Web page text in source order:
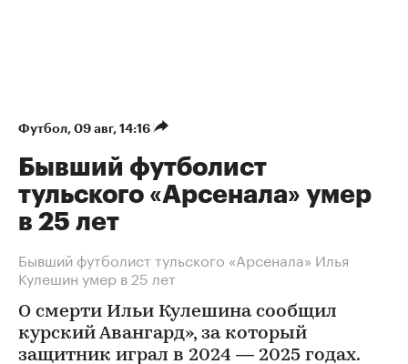
Футбол⁠, 09 авг, 14:16
Бывший футболист
тульского «Арсенала» умер
в 25 лет
Бывший футболист тульского «Арсенала» Илья
Кулешин умер в 25 лет
О смерти Ильи Кулешина сообщил
курский Авангард», за который
защитник играл в 2024 — 2025 годах.